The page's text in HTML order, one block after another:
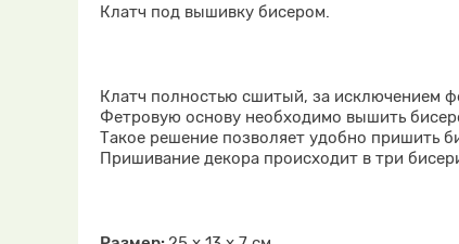
Клатч под вышивку бисером.
Клатч полностью сшитый, за исключением
Фетровую основу необходимо вышить
Такое решение позволяет удобно пришить
Пришивание декора происходит в три